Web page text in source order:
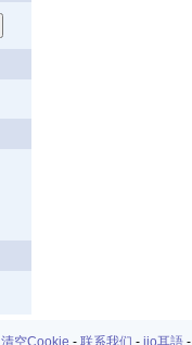
清空Cookie - 联系我们 - iio耳語